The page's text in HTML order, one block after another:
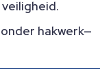
hakwerk—